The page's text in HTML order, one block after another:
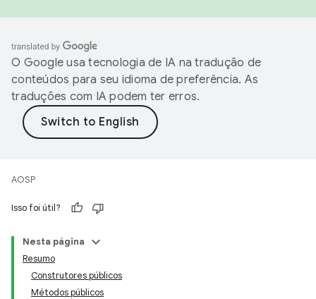
O Google usa tecnologia de IA na tradução de
conteúdos para seu idioma de preferência. As
traduções com IA podem ter erros.
AOSP
Isso foi útil?
Nesta página
Resumo
Construtores públicos
Métodos públicos